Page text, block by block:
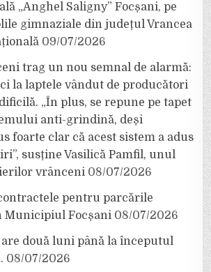
„Anghel Saligny” Focșani, pe
gimnaziale din județul Vrancea
09/07/2026
trag un nou semnal de alarmă:
la laptele vândut de producători
„În plus, se repune pe tapet
anti-grindină, deși
foarte clar că acest sistem a adus
susține Vasilică Pamfil, unul
vrânceni 08/07/2026
pentru parcările
Municipiul Focșani 08/07/2026
două luni până la începutul
08/07/2026